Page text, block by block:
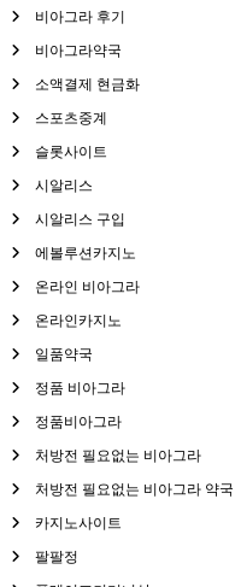
비아그라 후기
비아그라약국
소액결제 현금화
스포츠중계
슬롯사이트
시알리스
시알리스 구입
에볼루션카지노
온라인 비아그라
온라인카지노
일품약국
정품 비아그라
정품비아그라
처방전 필요없는 비아그라
처방전 필요없는 비아그라 약국
카지노사이트
팔팔정